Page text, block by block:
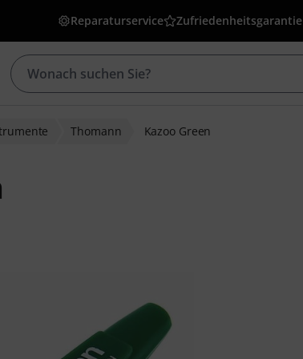
Reparaturservice Zufriedenheitsgarantie
Thomann Kazoo Green